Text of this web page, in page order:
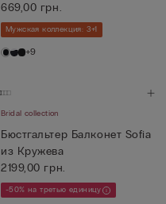
669,00 грн.
Мужская коллекция: 3+1
+9
Bridal collection
Бюстгальтер Балконет Sofia
из Кружева
2199,00 грн.
-50% на третью единицу